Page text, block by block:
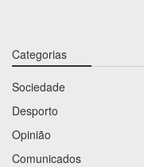
Categorias
Sociedade
Desporto
Opinião
Comunicados